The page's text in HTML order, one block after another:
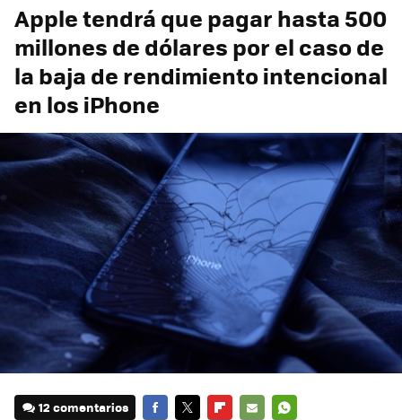
Apple tendrá que pagar hasta 500
millones de dólares por el caso de
la baja de rendimiento intencional
en los iPhone
12 comentarios